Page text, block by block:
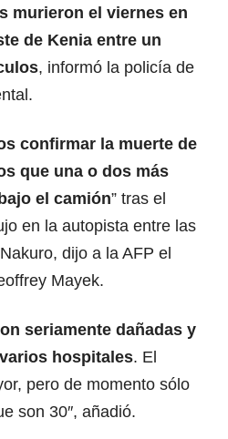
murieron el viernes en
de Kenia entre un
, informó la policía de
confirmar la muerte de
que una o dos más
el camión” tras el
en la autopista entre las
dijo a la AFP el
Mayek.
seriamente dañadas y
hospitales. El
pero de momento sólo
son 30″, añadió.